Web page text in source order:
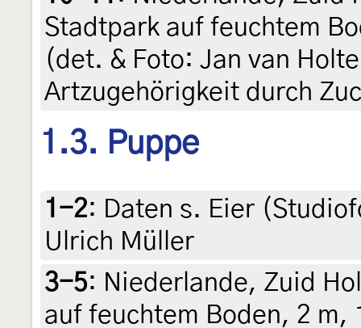
Stadtpark auf feuchtem
(det. & Foto: Jan van
Artzugehörigkeit durch
1.3. Puppe
1-2: Daten s. Eier
Ulrich Müller
3-5: Niederlande, Zuid
auf feuchtem Boden, 2 m,